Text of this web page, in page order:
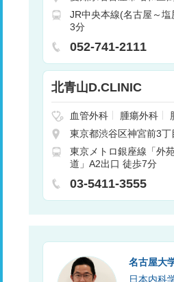
整形外科
形成外科
科
リハビリテーショ
科
JR中央本線(名古屋～
3分
052-741-2111
北青山D.CLINIC
血管外科 腫瘍外科
科
呼吸器内科 婦人
東京都渋谷区神宮前3丁
東京メトロ銀座線「外
道」A2出口 徒歩7分
03-5411-3555
名古屋大
日本内科